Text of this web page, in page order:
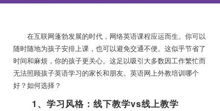
在互联网蓬勃发展的时代，网络英语课程应运而生。你可以
随时随地为孩子安排上课，也可以避免交通不便。这似乎节省了
时间和麻烦，你的孩子更关心。这足以吸引大多数因工作繁忙而
无法照顾孩子英语学习的家长和朋友。英语网上外教培训哪个
好？如何选择？
1、学习风格：线下教学vs线上教学